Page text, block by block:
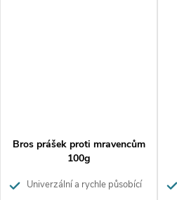
Bros prášek proti mravencům
100g
Univerzální a rychle působící